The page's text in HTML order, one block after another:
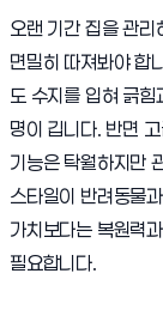
오랜 기간 집을 관
면밀히 따져봐야 합
도 수지를 입혀 긁
명이 깁니다. 반면
기능은 탁월하지만
스타일이 반려동물
가치보다는 복원력
필요합니다.